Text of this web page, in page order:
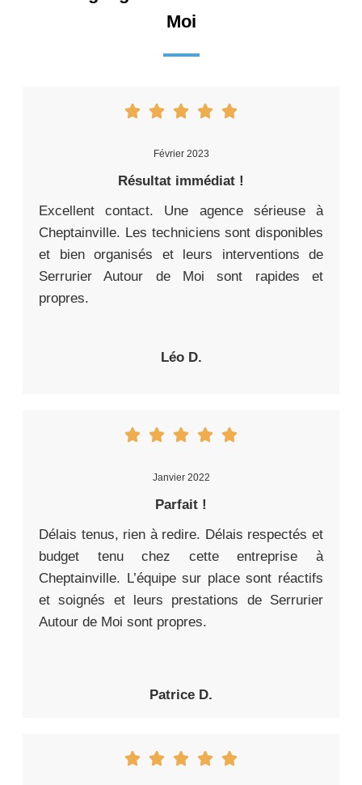
Moi
Février 2023
Résultat immédiat !
Excellent contact. Une agence sérieuse à
Cheptainville. Les techniciens sont disponibles
et bien organisés et leurs interventions de
Serrurier Autour de Moi sont rapides et
propres.
Léo D.
Janvier 2022
Parfait !
Délais tenus, rien à redire. Délais respectés et
budget tenu chez cette entreprise à
Cheptainville. L’équipe sur place sont réactifs
et soignés et leurs prestations de Serrurier
Autour de Moi sont propres.
Patrice D.